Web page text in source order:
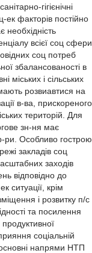
гігієнічні
ек факторів постійно
необхідність
всієї соц сфери
соц потреб
збалансованості в
міських і сільських
розвиавтися на
в-ва, прискореного
територій. Для
зн-ня має
ри. Особливо гострою
закладів соц
заходів
відповідно до
ситуації, крім
і розвитку п/с
та посилення
соціальній
основні напрями НТП